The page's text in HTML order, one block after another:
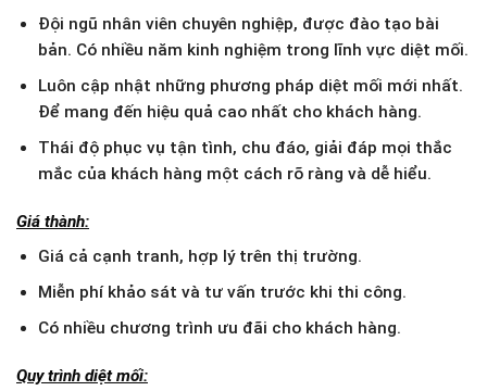
Đội ngũ nhân viên chuyên nghiệp, được đào tạo bài
bản. Có nhiều năm kinh nghiệm trong lĩnh vực diệt mối.
Luôn cập nhật những phương pháp diệt mối mới nhất.
Để mang đến hiệu quả cao nhất cho khách hàng.
Thái độ phục vụ tận tình, chu đáo, giải đáp mọi thắc
mắc của khách hàng một cách rõ ràng và dễ hiểu.
Giá thành:
Giá cả cạnh tranh, hợp lý trên thị trường.
Miễn phí khảo sát và tư vấn trước khi thi công.
Có nhiều chương trình ưu đãi cho khách hàng.
Quy trình diệt mối: